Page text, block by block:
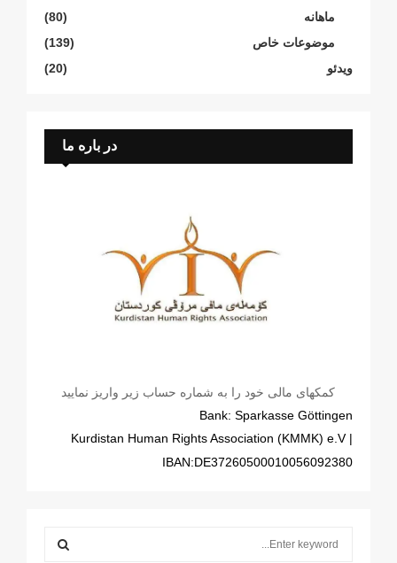
ماهانە
(80)
موضوعات خاص
(139)
ویدئو
(20)
در باره ما
کمکهای مالی خود را به شماره حساب زیر واریز نمایید
Bank: Sparkasse Göttingen
| Kurdistan Human Rights Association (KMMK) e.V
IBAN:DE37260500010056092380